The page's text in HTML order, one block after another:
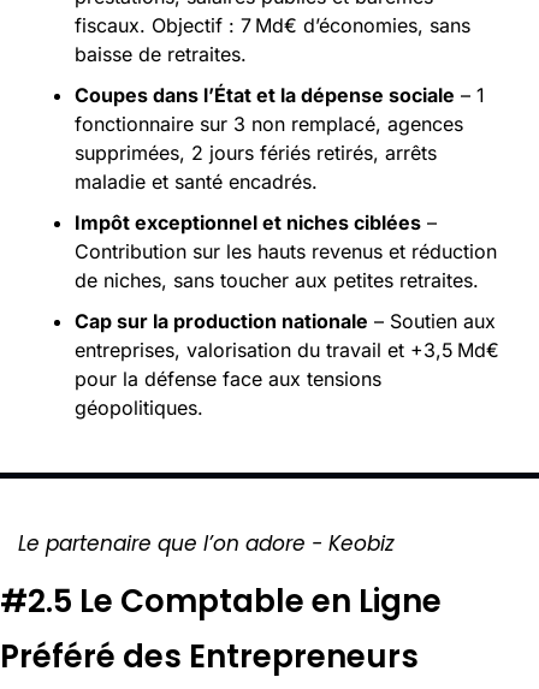
fiscaux. Objectif : 7 Md€ d’économies, sans
baisse de retraites.
Coupes dans l’État et la dépense sociale – 1
fonctionnaire sur 3 non remplacé, agences
supprimées, 2 jours fériés retirés, arrêts
maladie et santé encadrés.
Impôt exceptionnel et niches ciblées –
Contribution sur les hauts revenus et réduction
de niches, sans toucher aux petites retraites.
Cap sur la production nationale – Soutien aux
entreprises, valorisation du travail et +3,5 Md€
pour la défense face aux tensions
géopolitiques.
Le partenaire que l’on adore - Keobiz
#2.5 Le Comptable en Ligne
Préféré des Entrepreneurs